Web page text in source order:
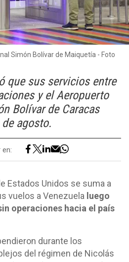
Simón Bolívar de Maiquetía - Foto
que sus servicios entre
y el Aeropuerto
Bolívar de Caracas
agosto.
Estados Unidos se suma a
vuelos a Venezuela luego
operaciones hacia el país
durante los
del régimen de Nicolás